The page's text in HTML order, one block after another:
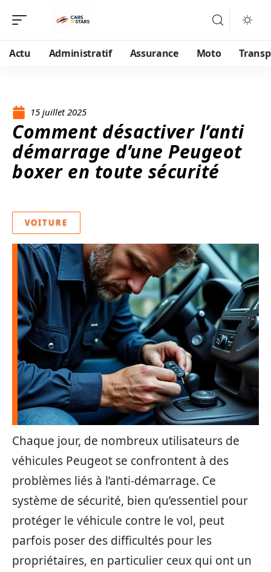
Actu Administratif Assurance Moto
15 juillet 2025
Comment désactiver l’anti
démarrage d’une Peugeot
boxer en toute sécurité
VOITURE
Chaque jour, de nombreux utilisateurs de
véhicules Peugeot se confrontent à des
problèmes liés à l’anti-démarrage. Ce
système de sécurité, bien qu’essentiel pour
protéger le véhicule contre le vol, peut
parfois poser des difficultés pour les
propriétaires, en particulier ceux qui ont un